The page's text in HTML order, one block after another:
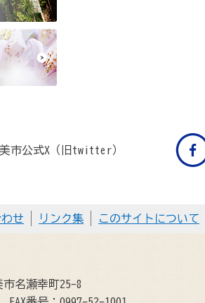
市公式X（旧twitter）
せ リンク集 このサイトについて
名瀬幸町25-8